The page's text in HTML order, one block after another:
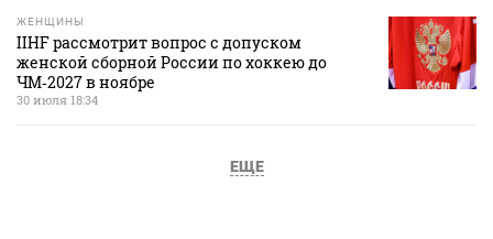
ЖЕНЩИНЫ
IIHF рассмотрит вопрос с допуском
женской сборной России по хоккею до
ЧМ‑2027 в ноябре
30 июля 18:34
ЕЩЕ